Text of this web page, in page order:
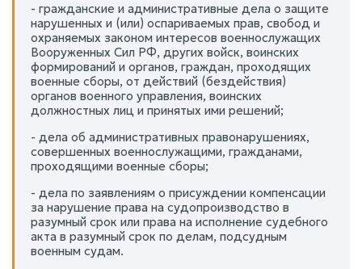
- гражданские и административные дела о защите
нарушенных и (или) оспариваемых прав, свобод и
охраняемых законом интересов военнослужащих
Вооруженных Сил РФ, других войск, воинских
формирований и органов, граждан, проходящих
военные сборы, от действий (бездействия)
органов военного управления, воинских
должностных лиц и принятых ими решений;
- дела об административных правонарушениях,
совершенных военнослужащими, гражданами,
проходящими военные сборы;
- дела по заявлениям о присуждении компенсации
за нарушение права на судопроизводство в
разумный срок или права на исполнение судебного
акта в разумный срок по делам, подсудным
военным судам.